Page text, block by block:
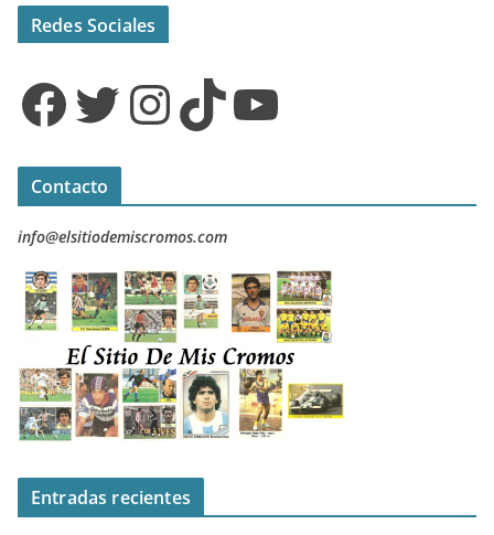
Redes Sociales
Facebook Twitter InstagramTikTok YouTube
Contacto
info@elsitiodemiscromos.com
Entradas recientes